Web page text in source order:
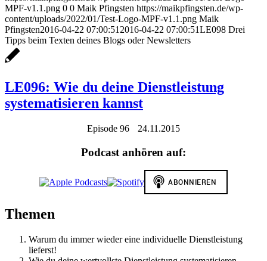
MPF-v1.1.png 0 0 Maik Pfingsten https://maikpfingsten.de/wp-
content/uploads/2022/01/Test-Logo-MPF-v1.1.png Maik
Pfingsten2016-04-22 07:00:51 2016-04-22 07:00:51LE098 Drei
Tipps beim Texten deines Blogs oder Newsletters
LE096: Wie du deine Dienstleistung
systematisieren kannst
Episode 96 24.11.2015
Podcast anhören auf:
Themen
Warum du immer wieder eine individuelle Dienstleistung
lieferst!